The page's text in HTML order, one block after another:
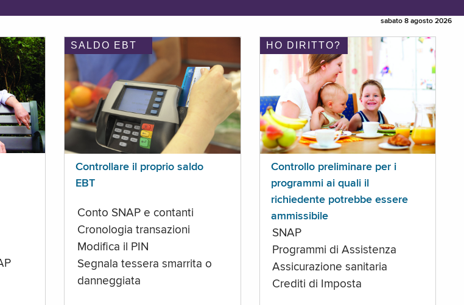
sabato 8 agosto 2026
SALDO EBT
Controllare il proprio saldo
EBT
Conto SNAP e contanti
Cronologia transazioni
Modifica il PIN
Segnala tessera smarrita o
danneggiata
HO DIRITTO?
Controllo preliminare per i
programmi ai quali il
richiedente potrebbe essere
ammissibile
SNAP
Programmi di Assistenza
Assicurazione sanitaria
Crediti di Imposta